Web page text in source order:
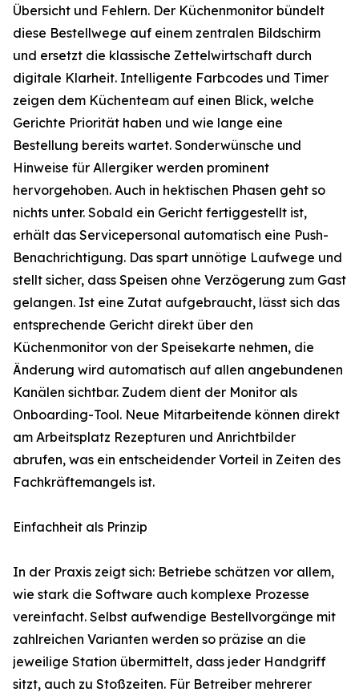
Übersicht und Fehlern. Der Küchenmonitor bündelt
diese Bestellwege auf einem zentralen Bildschirm
und ersetzt die klassische Zettelwirtschaft durch
digitale Klarheit. Intelligente Farbcodes und Timer
zeigen dem Küchenteam auf einen Blick, welche
Gerichte Priorität haben und wie lange eine
Bestellung bereits wartet. Sonderwünsche und
Hinweise für Allergiker werden prominent
hervorgehoben. Auch in hektischen Phasen geht so
nichts unter. Sobald ein Gericht fertiggestellt ist,
erhält das Servicepersonal automatisch eine Push-
Benachrichtigung. Das spart unnötige Laufwege und
stellt sicher, dass Speisen ohne Verzögerung zum Gast
gelangen. Ist eine Zutat aufgebraucht, lässt sich das
entsprechende Gericht direkt über den
Küchenmonitor von der Speisekarte nehmen, die
Änderung wird automatisch auf allen angebundenen
Kanälen sichtbar. Zudem dient der Monitor als
Onboarding-Tool. Neue Mitarbeitende können direkt
am Arbeitsplatz Rezepturen und Anrichtbilder
abrufen, was ein entscheidender Vorteil in Zeiten des
Fachkräftemangels ist.
Einfachheit als Prinzip
In der Praxis zeigt sich: Betriebe schätzen vor allem,
wie stark die Software auch komplexe Prozesse
vereinfacht. Selbst aufwendige Bestellvorgänge mit
zahlreichen Varianten werden so präzise an die
jeweilige Station übermittelt, dass jeder Handgriff
sitzt, auch zu Stoßzeiten. Für Betreiber mehrerer